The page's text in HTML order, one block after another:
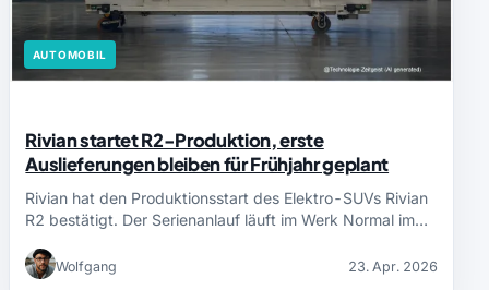
AUTOMOBIL
Rivian startet R2-Produktion, erste
Auslieferungen bleiben für Frühjahr geplant
Rivian hat den Produktionsstart des Elektro-SUVs Rivian
R2 bestätigt. Der Serienanlauf läuft im Werk Normal im…
Wolfgang 23. Apr. 2026